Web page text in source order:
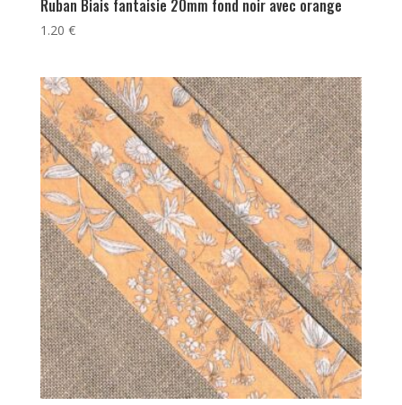
Ruban Biais fantaisie 20mm fond noir avec orange
1.20 €